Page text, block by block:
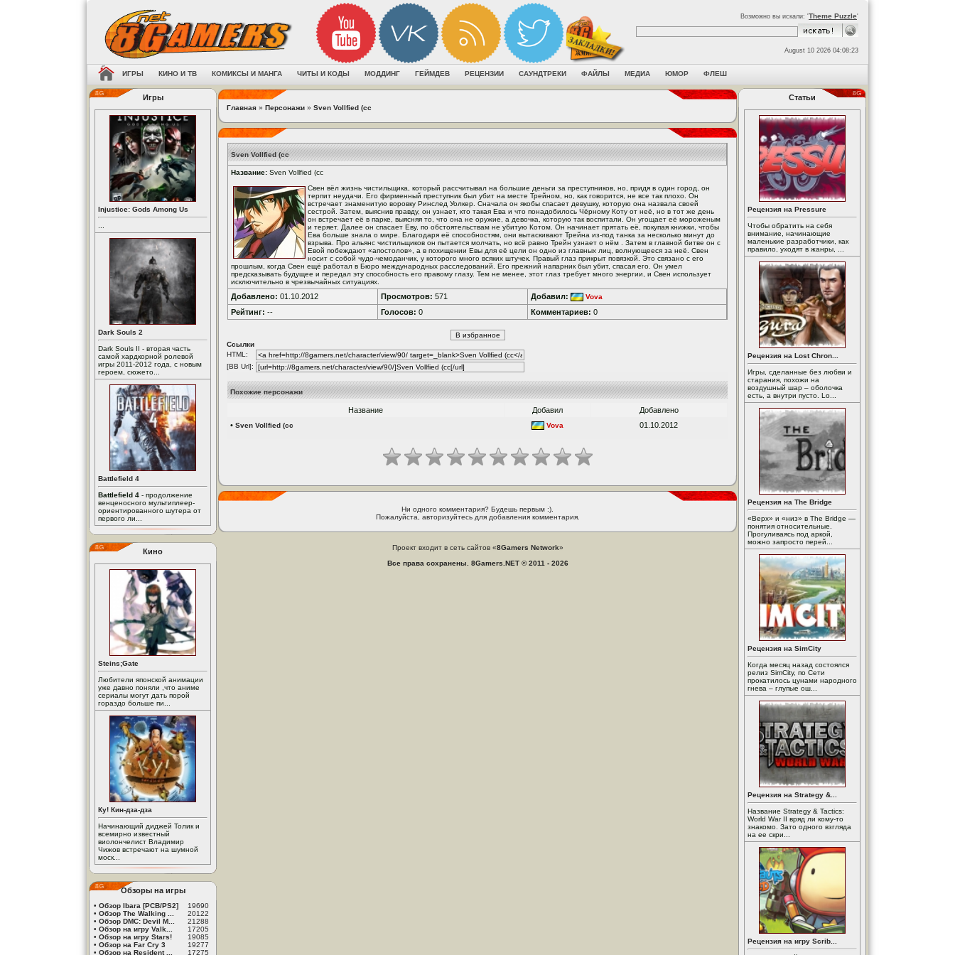
Возможно вы искали: 'Theme Puzzle'
August 10 2026 04:08:23
ИГРЫ КИНО И ТВ КОМИКСЫ И МАНГА ЧИТЫ И КОДЫ МОДДИНГ ГЕЙМДЕВ РЕЦЕНЗИИ САУНДТРЕКИ ФАЙЛЫ МЕДИА ЮМОР ФЛЕШ
Игры
Injustice: Gods Among Us
Dark Souls 2
Dark Souls II - вторая часть
самой хардкорной ролевой
игры 2011-2012 года, с новым
героем, сюжето...
Battlefield 4
Battlefield 4 - продолжение
венценосного мультиплеер-
ориентированного шутера от
первого ли...
Кино
Steins;Gate
Любители японской анимации
уже давно поняли ,что аниме
сериалы могут дать порой
гораздо больше пи...
Ку! Кин-дза-дза
Начинающий диджей Толик и
всемирно известный
виолончелист Владимир
Чижов встречают на шумной
моск...
Обзоры на игры
• Обзор Ibara [PCB/PS2]
19690
• Обзор The Walking ...
20122
• Обзор DMC: Devil M...
21288
• Обзор на игру Valk...
17205
• Обзор на игру Stars!
19085
• Обзор на Far Cry 3
19277
• Обзор на Resident ... 17275
Главная » Персонажи » Sven Vollfied (сc
Sven Vollfied (сc
Название: Sven Vollfied (сc
Свен вёл жизнь чистильщика, который рассчитывал на большие деньги за преступников, но, придя в один город, он
терпит неудачи. Его фирменный преступник был убит на месте Трейном, но, как говорится, не все так плохо. Он
встречает знаменитую воровку Ринслед Уолкер. Сначала он якобы спасает девушку, которую она назвала своей
сестрой. Затем, выяснив правду, он узнает, кто такая Ева и что понадобилось Чёрному Коту от неё, но в тот же день
он встречает её в парке, выясняя то, что она не оружие, а девочка, которую так воспитали. Он угощает её мороженым
и теряет. Далее он спасает Еву, по обстоятельствам не убитую Котом. Он начинает прятать её, покупая книжки, чтобы
Ева больше знала о мире. Благодаря её способностям, они вытаскивают Трейна из-под танка за несколько минут до
взрыва. Про альянс чистильщиков он пытается молчать, но всё равно Трейн узнает о нём . Затем в главной битве он с
Евой побеждают «апостолов», а в похищении Евы для её цели он одно из главных лиц, волнующееся за неё. Свен
носит с собой чудо-чемоданчик, у которого много всяких штучек. Правый глаз прикрыт повязкой. Это связано с его
прошлым, когда Свен ещё работал в Бюро международных расследований. Его прежний напарник был убит, спасая его. Он умел
предсказывать будущее и передал эту способность его правому глазу. Тем не менее, этот глаз требует много энергии, и Свен использует
исключительно в чрезвычайных ситуациях.
Добавлено: 01.10.2012 Просмотров: 571 Добавил: Vova
Рейтинг: -- Голосов: 0 Комментариев: 0
Ссылки
HTML:
[BB Url]:
Похожие персонажи
Название Добавил
Добавлено
• Sven Vollfied (сc Vova 01.10.2012
Ни одного комментария? Будешь первым :).
Пожалуйста, авторизуйтесь для добавления комментария.
Проект входит в сеть сайтов «8Gamers Network»
Все права сохранены. 8Gamers.NET © 2011 - 2026
Статьи
Рецензия на Pressure
Чтобы обратить на себя
внимание, начинающие
маленькие разработчики, как
правило, уходят в жанры, ...
Рецензия на Lost Chron...
Игры, сделанные без любви и
старания, похожи на
воздушный шар – оболочка
есть, а внутри пусто. Lo...
Рецензия на The Bridge
«Верх» и «низ» в The Bridge —
понятия относительные.
Прогуливаясь под аркой,
можно запросто перей...
Рецензия на SimCity
Когда месяц назад состоялся
релиз SimCity, по Сети
прокатилось цунами народного
гнева – глупые ош...
Рецензия на Strategy &...
Название Strategy & Tactics:
World War II вряд ли кому-то
знакомо. Зато одного взгляда
на ее скри...
Рецензия на игру Scrib...